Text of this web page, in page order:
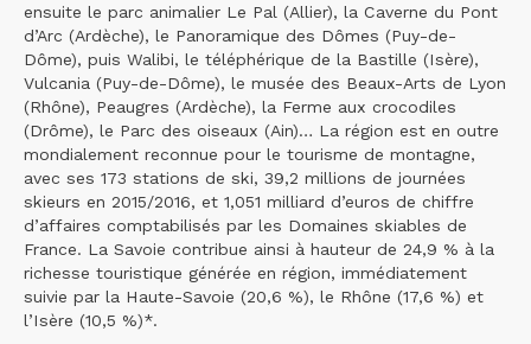
ensuite le parc animalier Le Pal (Allier), la Caverne du Pont
d’Arc (Ardèche), le Panoramique des Dômes (Puy-de-
Dôme), puis Walibi, le téléphérique de la Bastille (Isère),
Vulcania (Puy-de-Dôme), le musée des Beaux-Arts de Lyon
(Rhône), Peaugres (Ardèche), la Ferme aux crocodiles
(Drôme), le Parc des oiseaux (Ain)… La région est en outre
mondialement reconnue pour le tourisme de montagne,
avec ses 173 stations de ski, 39,2 millions de journées
skieurs en 2015/2016, et 1,051 milliard d’euros de chiffre
d’affaires comptabilisés par les Domaines skiables de
France. La Savoie contribue ainsi à hauteur de 24,9 % à la
richesse touristique générée en région, immédiatement
suivie par la Haute-Savoie (20,6 %), le Rhône (17,6 %) et
l’Isère (10,5 %)*.